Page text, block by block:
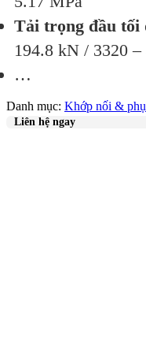
Tải trọng đầu tối
194.8 kN / 3320 –
…
Danh mục: Khớp nối &
Liên hệ ngay